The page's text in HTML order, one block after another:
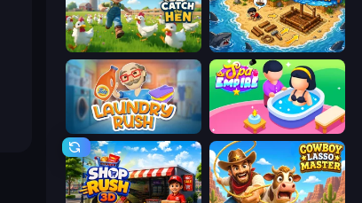
Catch the Hen Obby Stranded Survivor
Laundry Rush Spa Empire